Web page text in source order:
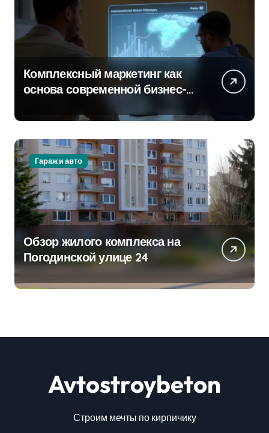
Комплексный маркетинг как
основа современной бизнес-
Гараж и авто
Обзор жилого комплекса на
Погодинской улице 24
Avtostroybeton
Строим мечты по кирпичику